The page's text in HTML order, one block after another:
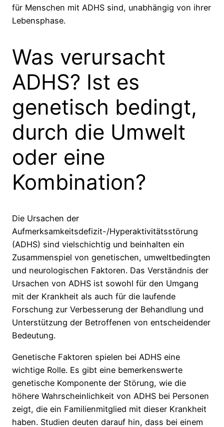
für Menschen mit ADHS sind, unabhängig von ihrer
Lebensphase.
Was verursacht
ADHS? Ist es
genetisch bedingt,
durch die Umwelt
oder eine
Kombination?
Die Ursachen der
Aufmerksamkeitsdefizit-/Hyperaktivitätsstörung
(ADHS) sind vielschichtig und beinhalten ein
Zusammenspiel von genetischen, umweltbedingten
und neurologischen Faktoren. Das Verständnis der
Ursachen von ADHS ist sowohl für den Umgang
mit der Krankheit als auch für die laufende
Forschung zur Verbesserung der Behandlung und
Unterstützung der Betroffenen von entscheidender
Bedeutung.
Genetische Faktoren spielen bei ADHS eine
wichtige Rolle. Es gibt eine bemerkenswerte
genetische Komponente der Störung, wie die
höhere Wahrscheinlichkeit von ADHS bei Personen
zeigt, die ein Familienmitglied mit dieser Krankheit
haben. Studien deuten darauf hin, dass bei einem